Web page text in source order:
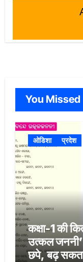
You Missed
ओडिशा प्रदेश
कक्षा-1 की
उत्कल
छपे, बढ़ सकता